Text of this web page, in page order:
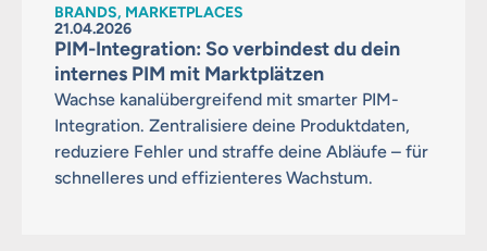
BRANDS, MARKETPLACES
21.04.2026
PIM-Integration: So verbindest du dein
internes PIM mit Marktplätzen
Wachse kanalübergreifend mit smarter PIM-
Integration. Zentralisiere deine Produktdaten,
reduziere Fehler und straffe deine Abläufe – für
schnelleres und effizienteres Wachstum.